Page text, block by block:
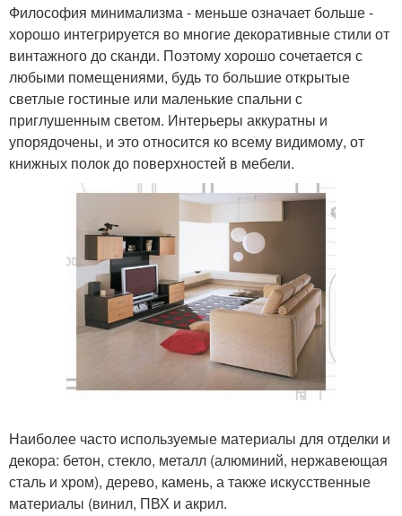
Философия минимализма - меньше означает больше -
хорошо интегрируется во многие декоративные стили от
винтажного до сканди. Поэтому хорошо сочетается с
любыми помещениями, будь то большие открытые
светлые гостиные или маленькие спальни с
приглушенным светом. Интерьеры аккуратны и
упорядочены, и это относится ко всему видимому, от
книжных полок до поверхностей в мебели.
Наиболее часто используемые материалы для отделки и
декора: бетон, стекло, металл (алюминий, нержавеющая
сталь и хром), дерево, камень, а также искусственные
материалы (винил, ПВХ и акрил.